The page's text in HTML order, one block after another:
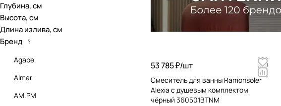
53 785 ₽/шт
Смеситель для ванны Ramonsoler
Alexia с душевым комплектом
чёрный 360501BTNM
Глубина, см
Высота, см
Длина излива, см
Бренд
?
Agape
Almar
AM.PM